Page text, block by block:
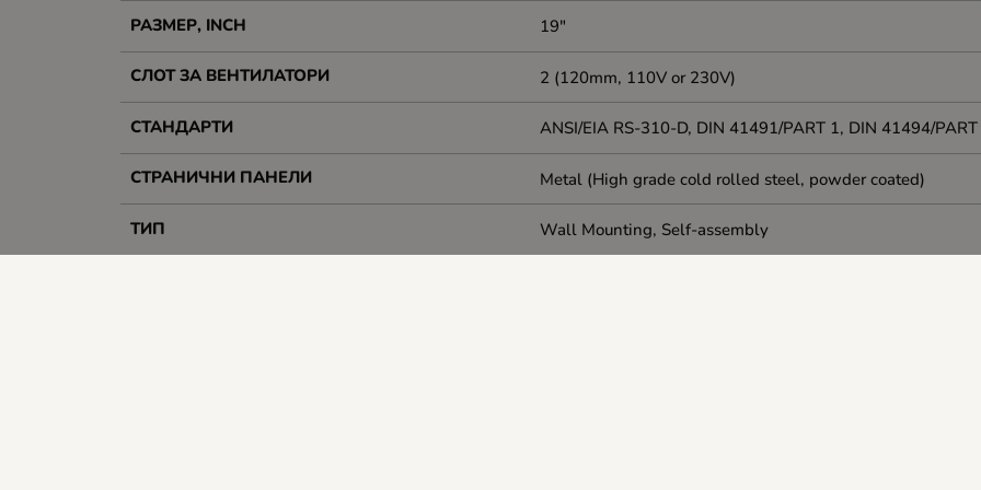
РАЗМЕР, INCH 19"
СЛОТ ЗА ВЕНТИЛАТОРИ 2 (120mm, 110V or 230V)
СТАНДАРТИ ANSI/EIA RS-310-D, DIN 41491/PART 1, DIN 41494/
СТРАНИЧНИ ПАНЕЛИ Metal (High grade cold rolled steel, powder coated)
ТИП Wall Mounting, Self-assembly